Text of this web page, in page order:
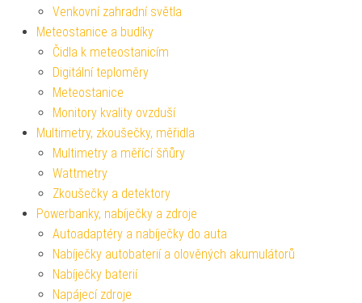
Venkovní zahradní světla
Meteostanice a budíky
Čidla k meteostanicím
Digitální teploměry
Meteostanice
Monitory kvality ovzduší
Multimetry, zkoušečky, měřidla
Multimetry a měřící šňůry
Wattmetry
Zkoušečky a detektory
Powerbanky, nabíječky a zdroje
Autoadaptéry a nabíječky do auta
Nabíječky autobaterií a olověných akumulátorů
Nabíječky baterií
Napájecí zdroje